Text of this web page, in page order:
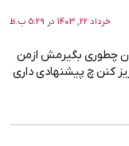
خرداد 22, 1403 در 5:29 ب.ظ
چطوری بگیرمش ازمن
کنن چ پیشنهادی داری